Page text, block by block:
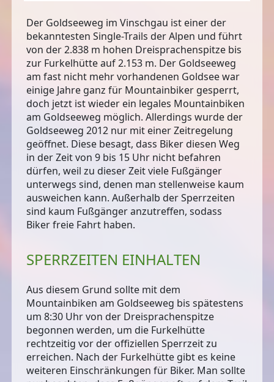
Der Goldseeweg im Vinschgau ist einer der
bekanntesten Single-Trails der Alpen und führt
von der 2.838 m hohen Dreisprachenspitze bis
zur Furkelhütte auf 2.153 m. Der Goldseeweg
am fast nicht mehr vorhandenen Goldsee war
einige Jahre ganz für Mountainbiker gesperrt,
doch jetzt ist wieder ein legales Mountainbiken
am Goldseeweg möglich. Allerdings wurde der
Goldseeweg 2012 nur mit einer Zeitregelung
geöffnet. Diese besagt, dass Biker diesen Weg
in der Zeitvon 9 bis 15 Uhr nicht befahren
dürfen, weil zu dieser Zeit viele Fußgänger
unterwegs sind, denen man stellenweise kaum
ausweichen kann. Außerhalb der Sperrzeiten
sind kaum Fußgänger anzutreffen, sodass
Biker freie Fahrt haben.
SPERRZEITEN EINHALTEN
Aus diesem Grund sollte mit dem
Mountainbiken am Goldseeweg bis spätestens
um 8:30 Uhr von der Dreisprachenspitze
begonnen werden, um die Furkelhütte
rechtzeitig vor der offiziellen Sperrzeit zu
erreichen. Nach der Furkelhütte gibt es keine
weiteren Einschränkungen für Biker. Man sollte